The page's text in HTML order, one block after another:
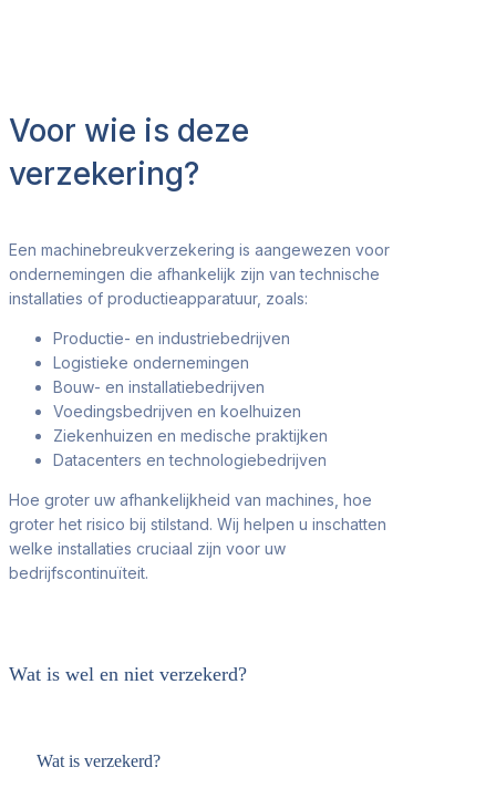
Voor wie is deze
verzekering?
Een machinebreukverzekering is aangewezen voor
ondernemingen die afhankelijk zijn van technische
installaties of productieapparatuur, zoals:
Productie- en industriebedrijven
Logistieke ondernemingen
Bouw- en installatiebedrijven
Voedingsbedrijven en koelhuizen
Ziekenhuizen en medische praktijken
Datacenters en technologiebedrijven
Hoe groter uw afhankelijkheid van machines, hoe
groter het risico bij stilstand. Wij helpen u inschatten
welke installaties cruciaal zijn voor uw
bedrijfscontinuïteit.
Wat is wel en niet verzekerd?
Wat is verzekerd?